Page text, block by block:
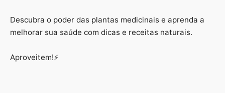
Descubra o poder das plantas medicinais e aprenda a
melhorar sua saúde com dicas e receitas naturais.
Aproveitem!⚡